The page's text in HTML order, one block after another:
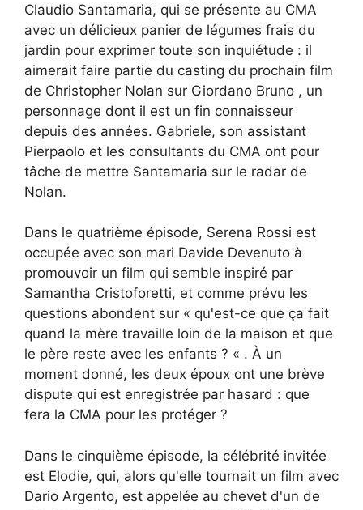
Claudio Santamaria, qui se présente au CMA
avec un délicieux panier de légumes frais du
jardin pour exprimer toute son inquiétude : il
aimerait faire partie du casting du prochain film
de Christopher Nolan sur Giordano Bruno , un
personnage dont il est un fin connaisseur
depuis des années. Gabriele, son assistant
Pierpaolo et les consultants du CMA ont pour
tâche de mettre Santamaria sur le radar de
Nolan.
Dans le quatrième épisode, Serena Rossi est
occupée avec son mari Davide Devenuto à
promouvoir un film qui semble inspiré par
Samantha Cristoforetti, et comme prévu les
questions abondent sur « qu'est-ce que ça fait
quand la mère travaille loin de la maison et que
le père reste avec les enfants ? « . À un
moment donné, les deux époux ont une brève
dispute qui est enregistrée par hasard : que
fera la CMA pour les protéger ?
Dans le cinquième épisode, la célébrité invitée
est Elodie, qui, alors qu'elle tournait un film avec
Dario Argento, est appelée au chevet d'un de